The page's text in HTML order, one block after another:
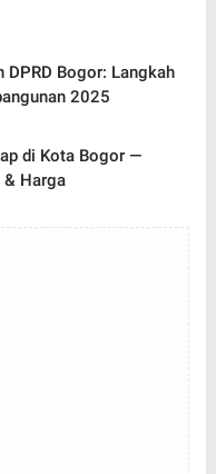
Bogor: Langkah
2025
di Kota Bogor —
& Harga